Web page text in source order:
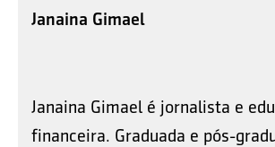
Janaina Gimael
Janaina Gimael é jornalista e
financeira. Graduada e pós-